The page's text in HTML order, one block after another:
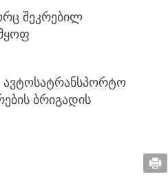
შეკრებილ
ავტოსატრანსპორტო
ბრიგადის